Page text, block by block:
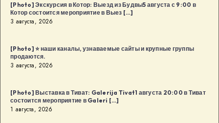
[Photo] Экскурсия в Котор: Выезд из Будвы5 августа с 9:00 в
Котор состоится мероприятие в Выез […]
3 августа, 2026
[Photo] ⭐️ наши каналы, узнаваемые сайты и крупные группы
продаются.
3 августа, 2026
[Photo] Выставка в Тиват: Galerija Tivat1 августа 20:00 в Тиват
состоится мероприятие в Galeri […]
1 августа, 2026